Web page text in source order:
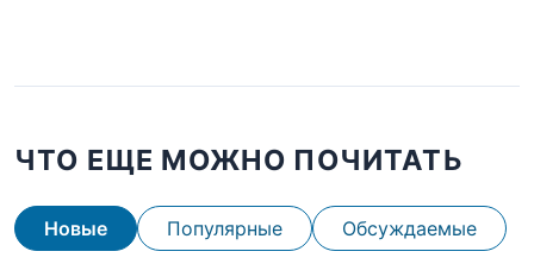
ЧТО ЕЩЕ МОЖНО ПОЧИТАТЬ
Новые Популярные Обсуждаемые